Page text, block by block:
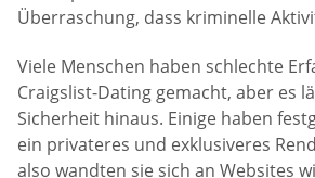
Überraschung, dass kriminelle
Viele Menschen haben schlechte
Craigslist-Dating gemacht, aber es
Sicherheit hinaus. Einige haben
ein privateres und exklusiveres
also wandten sie sich an Websites